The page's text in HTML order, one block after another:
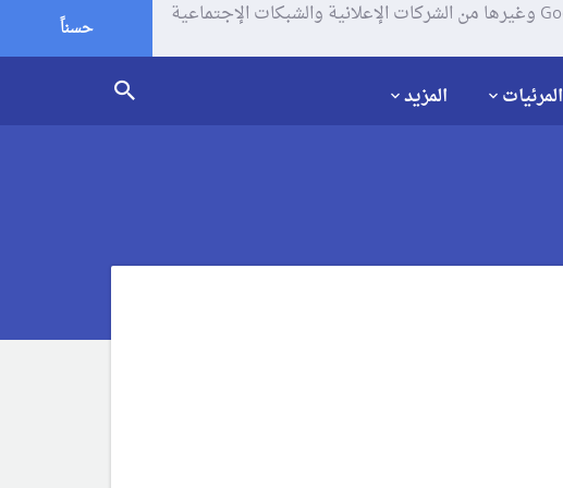
يستخدم موقعنا ملفات تعريف الإرتباط (الكوكيز) لتحليل زياراتك وإستخدامك للموقع و تتم مشاركة بعض المعلومات مع Google وغيرها من الشركات الإعلانية والشبكات الإجتماعية
حسناً
المرئيات المزيد